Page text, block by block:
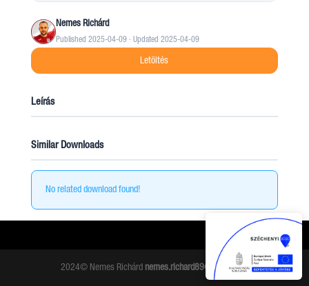
Nemes Richárd
Published 2025-04-09 · Updated 2025-04-09
Letöltés
Leírás
Similar Downloads
No related download found!
2024© Nemes Richárd nemes.richard89@gmail.com